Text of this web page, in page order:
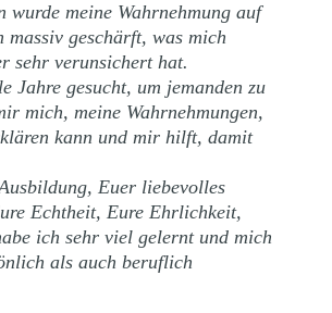
wurde meine Wahrnehmung auf
massiv geschärft, was mich
sehr verunsichert hat.
Jahre gesucht, um jemanden zu
mich, meine Wahrnehmungen,
kann und mir hilft, damit
Euer liebevolles
Echtheit, Eure Ehrlichkeit,
ich sehr viel gelernt und mich
als auch beruflich